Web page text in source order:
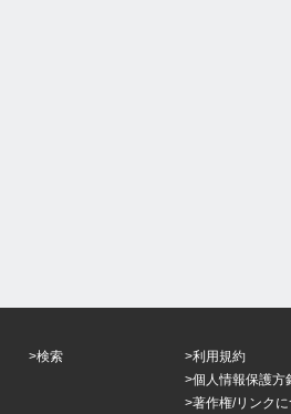
>検索
>利用規約
>個人情報保護方
>著作権/リンク